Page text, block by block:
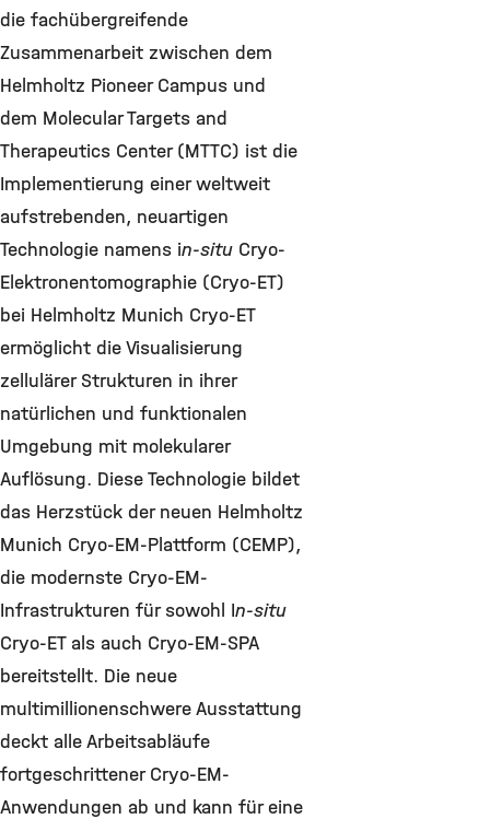
die fachübergreifende
Zusammenarbeit zwischen dem
Helmholtz Pioneer Campus und
dem Molecular Targets and
Therapeutics Center (MTTC) ist die
Implementierung einer weltweit
aufstrebenden, neuartigen
Technologie namens in-situ Cryo-
Elektronentomographie (Cryo-ET)
bei Helmholtz Munich Cryo-ET
ermöglicht die Visualisierung
zellulärer Strukturen in ihrer
natürlichen und funktionalen
Umgebung mit molekularer
Auflösung. Diese Technologie bildet
das Herzstück der neuen Helmholtz
Munich Cryo-EM-Plattform (CEMP),
die modernste Cryo-EM-
Infrastrukturen für sowohl In-situ
Cryo-ET als auch Cryo-EM-SPA
bereitstellt. Die neue
multimillionenschwere Ausstattung
deckt alle Arbeitsabläufe
fortgeschrittener Cryo-EM-
Anwendungen ab und kann für eine